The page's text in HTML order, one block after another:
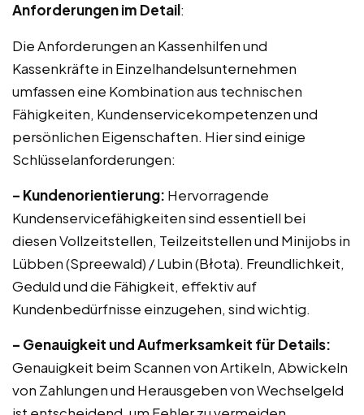
Anforderungen im Detail:
Die Anforderungen an Kassenhilfen und
Kassenkräfte in Einzelhandelsunternehmen
umfassen eine Kombination aus technischen
Fähigkeiten, Kundenservicekompetenzen und
persönlichen Eigenschaften. Hier sind einige
Schlüsselanforderungen:
– Kundenorientierung: Hervorragende
Kundenservicefähigkeiten sind essentiell bei
diesen Vollzeitstellen, Teilzeitstellen und Minijobs in
Lübben (Spreewald) / Lubin (Błota). Freundlichkeit,
Geduld und die Fähigkeit, effektiv auf
Kundenbedürfnisse einzugehen, sind wichtig.
– Genauigkeit und Aufmerksamkeit für Details:
Genauigkeit beim Scannen von Artikeln, Abwickeln
von Zahlungen und Herausgeben von Wechselgeld